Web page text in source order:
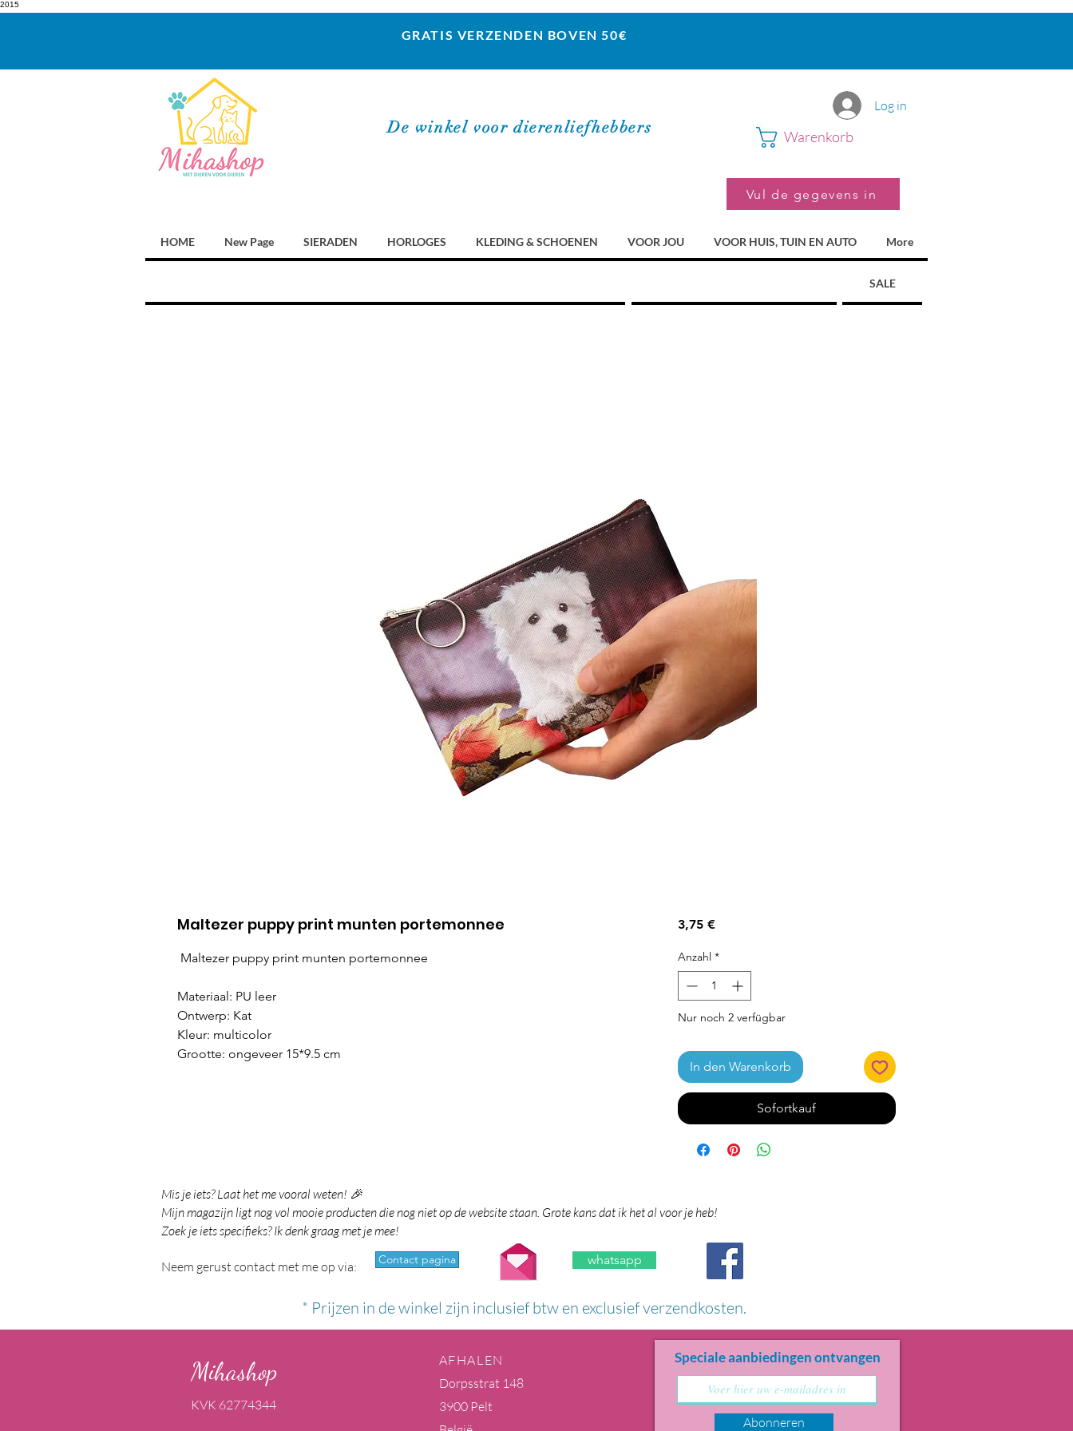
2015
GRATIS VERZENDEN BOVEN 50€
De winkel voor dierenliefhebbers
Log in
Warenkorb
Vul de gegevens in
HOME New Page SIERADEN HORLOGES KLEDING & SCHOENEN VOOR JOU VOOR HUIS, TUIN EN AUTO More
SALE
Maltezer puppy print munten portemonnee
Maltezer puppy print munten portemonnee
Materiaal: PU leer
Ontwerp: Kat
Kleur: multicolor
Grootte: ongeveer 15*9.5 cm
3,75 €Preis
Anzahl *
Nur noch 2 verfügbar
In den Warenkorb
Sofortkauf
Mis je iets? Laat het me vooral weten! 🎉
Mijn magazijn ligt nog vol mooie producten die nog niet op de website staan. Grote kans dat ik het al voor je heb!
Zoek je iets specifieks? Ik denk graag met je mee!
Neem gerust contact met me op via: Contact pagina whatsapp
* Prijzen in de winkel zijn inclusief btw en exclusief verzendkosten.
Mihashop
KVK 62774344
AFHALEN
Dorpsstrat 148
3900 Pelt
Speciale aanbiedingen ontvangen
Abonneren